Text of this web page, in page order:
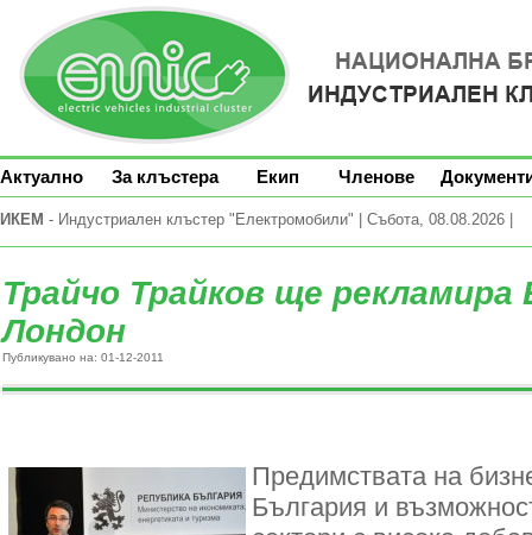
Актуално За клъстера Екип Членове
ИКЕМ - Индустриален клъстер "Електромобили" | Събота, 08.08.2026 |
Трайчо Трайков ще рекламира
Лондон
Публикувано на: 01-12-2011
Предимствата на
България и